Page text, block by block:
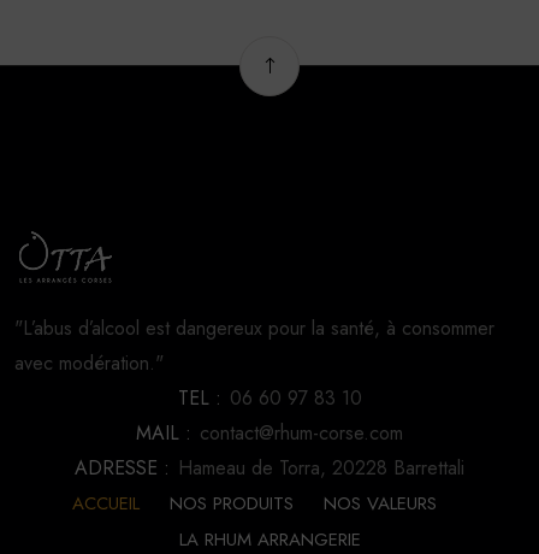
"L’abus d’alcool est dangereux pour la santé, à consommer
avec modération."
TEL : 06 60 97 83 10
MAIL : contact@rhum-corse.com
ADRESSE : Hameau de Torra, 20228 Barrettali
ACCUEIL NOS PRODUITS
NOS VALEURS
LA RHUM ARRANGERIE